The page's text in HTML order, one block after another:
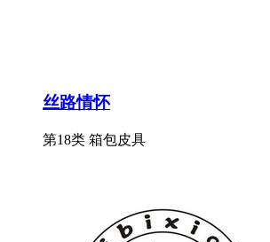
丝路情怀
第18类 箱包皮具